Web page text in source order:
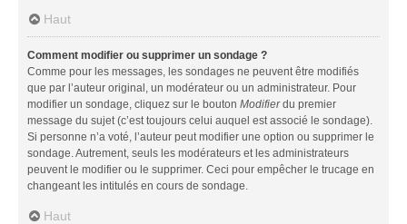
Haut
Comment modifier ou supprimer un sondage ?
Comme pour les messages, les sondages ne peuvent être modifiés
que par l’auteur original, un modérateur ou un administrateur. Pour
modifier un sondage, cliquez sur le bouton Modifierdu premier
message du sujet (c’est toujours celui auquel est associé le sondage).
Si personne n’a voté, l’auteur peut modifier une option ou supprimer le
sondage. Autrement, seuls les modérateurs et les administrateurs
peuvent le modifier ou le supprimer. Ceci pour empêcher le trucage en
changeant les intitulés en cours de sondage.
Haut